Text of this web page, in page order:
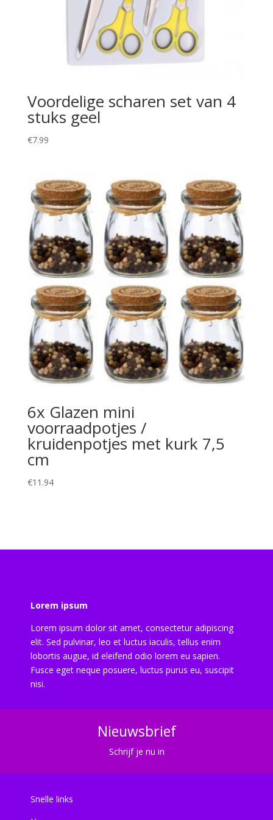
Voordelige scharen set van 4
stuks geel
€7.99
6x Glazen mini
voorraadpotjes /
kruidenpotjes met kurk 7,5
cm
€11.94
Lorem ipsum
Lorem ipsum dolor sit amet, consectetur adipiscing
elit. Sed pulvinar, leo et luctus iaculis, tellus enim
lobortis augue, id eleifend odio lorem eu sapien.
Fusce eget neque posuere, luctus purus eu, suscipit
nisi.
Nieuwsbrief
Schrijf je nu in
Snelle links